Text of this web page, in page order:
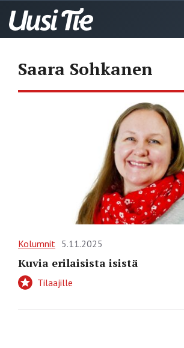
Saara Sohkanen
Kolumnit 5.11.2025
Kuvia erilaisista isistä
Tilaajille